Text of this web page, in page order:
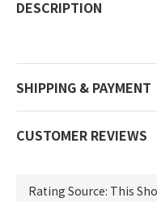
DESCRIPTION
SHIPPING & PAYMENT
CUSTOMER REVIEWS